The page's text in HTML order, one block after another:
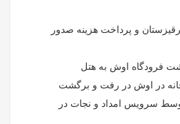
و پرداخت هزینه صدور
فرودگاه اوش به هتل
در اوش در رفت و برگشت
سرویس امداد و نجات در